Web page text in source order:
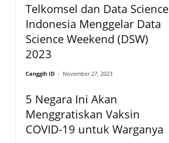
Telkomsel dan Data Science
Indonesia Menggelar Data
Science Weekend (DSW)
2023
Canggih ID - November 27, 2023
5 Negara Ini Akan
Menggratiskan Vaksin
COVID-19 untuk Warganya